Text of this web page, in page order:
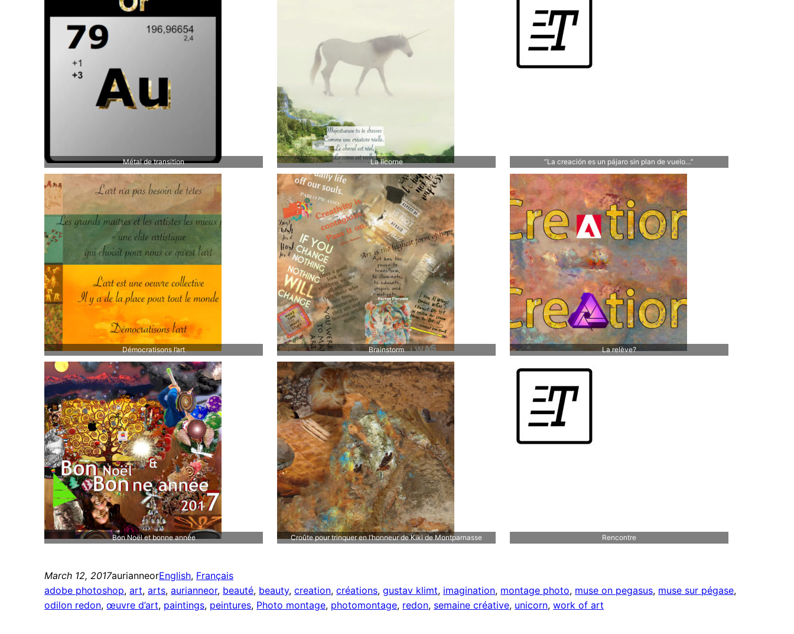
Métal de transition La licorne “La creación es un pájaro sin plan de vuelo…”
Démocratisons l’art Brainstorm La relève?
Bon Noël et bonne année Croûte pour trinquer en l’honneur de Kiki de Montparnasse Rencontre
March 12, 2017aurianneorEnglish, Français
adobe photoshop, art, arts, aurianneor, beauté, beauty, creation, créations, gustav klimt, imagination, montage photo, muse on pegasus, muse sur pégase
odilon redon, œuvre d’art, paintings, peintures, Photo montage, photomontage, redon, semaine créative, unicorn, work of art